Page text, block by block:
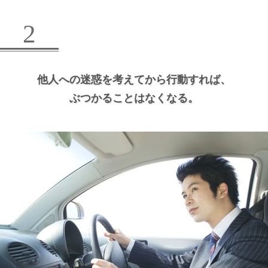
2
他人への迷惑を考えてから行動すれば、
ぶつかることはなくなる。